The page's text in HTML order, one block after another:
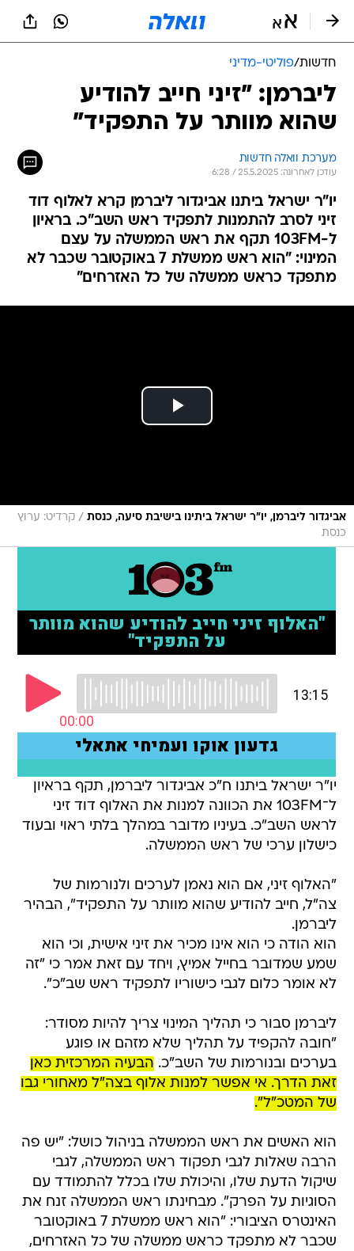
חדשות/פוליטי-מדיני
ליברמן: "זיני חייב להודיע
שהוא מוותר על התפקיד"
מערכת וואלה חדשות
עודכן לאחרונה: 25.5.2025 / 6:28
יו"ר ישראל ביתנו אביגדור ליברמן קרא לאלוף דוד
זיני לסרב להתמנות לתפקיד ראש השב"כ. בראיון
ל-103FM תקף את ראש הממשלה על עצם
המינוי: "הוא ראש ממשלת 7 באוקטובר שכבר לא
מתפקד כראש ממשלה של כל האזרחים"
אביגדור ליברמן, יו"ר ישראל ביתינו בישיבת סיעה, כנסת / קרדיט: ערוץ
כנסת
יו"ר ישראל ביתנו ח"כ אביגדור ליברמן, תקף בראיון
ל־103FM את הכוונה למנות את האלוף דוד זיני
לראש השב"כ. בעיניו מדובר במהלך בלתי ראוי ובעוד
כישלון ערכי של ראש הממשלה.
"האלוף זיני, אם הוא נאמן לערכים ולנורמות של
צה"ל, חייב להודיע שהוא מוותר על התפקיד", הבהיר
ליברמן.
הוא הודה כי הוא אינו מכיר את זיני אישית, וכי הוא
שמע שמדובר בחייל אמיץ, ויחד עם זאת אמר כי "זה
לא אומר כלום לגבי כישוריו לתפקיד ראש שב"כ".
ליברמן סבור כי תהליך המינוי צריך להיות מסודר:
"חובה להקפיד על תהליך שלא מזהם או פוגע
בערכים ובנורמות של השב"כ. הבעיה המרכזית כאן
זאת הדרך. אי אפשר למנות אלוף בצה"ל מאחורי גבו
של המטכ"ל".
הוא האשים את ראש הממשלה בניהול כושל: "יש פה
הרבה שאלות לגבי תפקוד ראש הממשלה, לגבי
שיקול הדעת שלו, והיכולת שלו בכלל להתמודד עם
הסוגיות על הפרק". מבחינתו ראש הממשלה זנח את
האינטרס הציבורי: "הוא ראש ממשלת 7 באוקטובר
שכבר לא מתפקד כראש ממשלה של כל האזרחים,